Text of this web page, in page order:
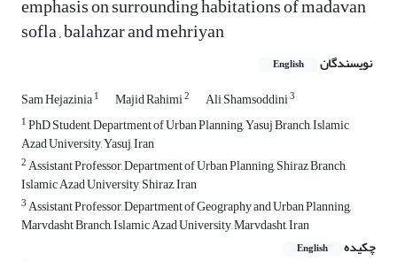
emphasis on surrounding habitations of madavan
sofla , balahzar and mehriyan
نویسندگان English
Sam Hejazinia1 Majid Rahimi2 Ali Shamsoddini3
1PhD Student, Department of Urban Planning, Yasuj Branch, Islamic
Azad University, Yasuj, Iran
2Assistant Professor, Department of Urban Planning, Shiraz Branch,
Islamic Azad University, Shiraz, Iran
3Assistant Professor, Department of Geography and Urban Planning,
Marvdasht Branch, Islamic Azad University, Marvdasht, Iran
چکیده
English